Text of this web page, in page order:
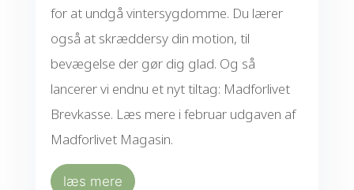
for at undgå vintersygdomme. Du lærer
også at skræddersy din motion, til
bevægelse der gør dig glad. Og så
lancerer vi endnu et nyt tiltag: Madforlivet
Brevkasse. Læs mere i februar udgaven af
Madforlivet Magasin.
læs mere